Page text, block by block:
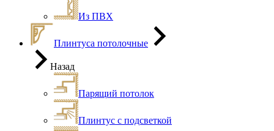
Из ПВХ
Плинтуса потолочные
Назад
Парящий потолок
Плинтус с подсветкой